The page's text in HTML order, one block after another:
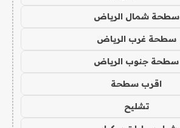
سطحة شمال الرياض
سطحة غرب الرياض
سطحة جنوب الرياض
اقرب سطحة
تشليح